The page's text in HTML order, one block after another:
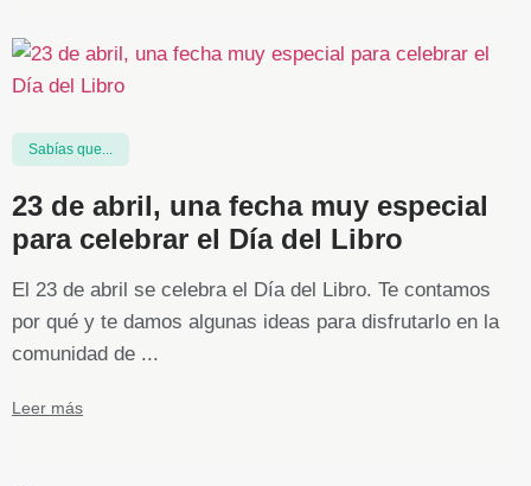
Sabías que...
23 de abril, una fecha muy especial
para celebrar el Día del Libro
El 23 de abril se celebra el Día del Libro. Te contamos
por qué y te damos algunas ideas para disfrutarlo en la
comunidad de ...
Leer más